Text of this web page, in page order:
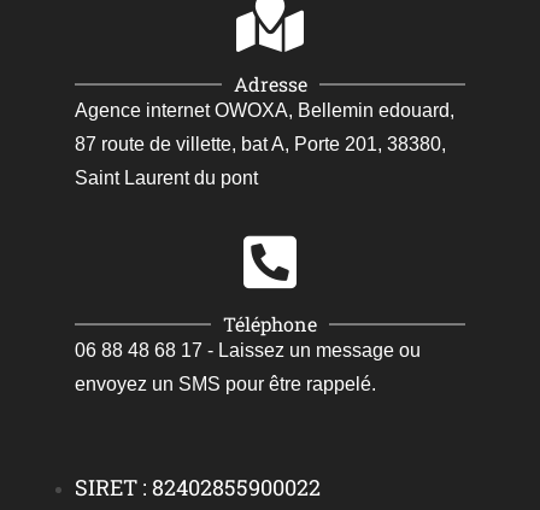
Adresse
Agence internet OWOXA, Bellemin edouard,
87 route de villette, bat A, Porte 201, 38380,
Saint Laurent du pont
Téléphone
06 88 48 68 17 - Laissez un message ou
envoyez un SMS pour être rappelé.
SIRET : 82402855900022